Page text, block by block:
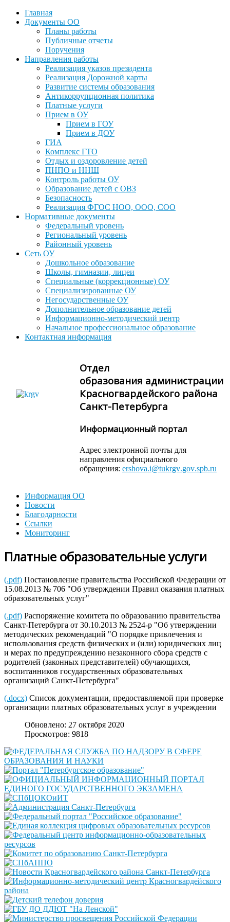
Главная
Документы ОО
Планы работы
Публичные отчеты
Поручения
Направления работы
Реализация указов президента
Реализация Дорожной карты
Развитие системы образования
Антикоррупционная политика
Платные услуги
Прием в ОУ
Прием в ГОУ
Прием в ДОУ
ГИА
Комплекс ГТО
Отдых и оздоровление детей
ПНПО и ННШ
Контроль работы ОУ
Образование детей с ОВЗ
Безопасность
Реализация ФГОС НОО, ООО, СОО
Нормативные документы
Федеральный уровень
Региональный уровень
Районный уровень
Сеть ОУ
Дошкольное образование
Школы, гимназии, лицеи
Специальные (коррекционные) ОУ
Специализированные ОУ
Негосударственные ОУ
Дополнительное образование детей
Информационно-методический центр
Начальное профессиональное образование
Контактная информация
Отдел
образования администрации
Красногвардейского района
Санкт-Петербурга
Информационный портал
Адрес электронной почты для
направления официального
обращения: ershova.i@tukrgv.gov.spb.ru
Информация ОО
Новости
Благодарности
Ссылки
Мониторинг
Платные образовательные услуги
(.pdf) Постановление правительства Российской Федерации от
15.08.2013 № 706 "Об утверждении Правил оказания платных
образовательных услуг"
(.pdf) Распоряжение комитета по образованию правительства
Санкт-Петербурга от 30.10.2013 № 2524-р "Об утверждении
методических рекомендаций "О порядке привлечения и
использования средств физических и (или) юридических лиц
и мерах по предупреждению незаконного сбора средств с
родителей (законных представителей) обучающихся,
воспитанников государственных образовательных
организаций Санкт-Петербурга"
(.docx) Список документации, предоставляемой при проверке
организации платных образовательных услуг в учреждении
Обновлено: 27 октября 2020
Просмотров: 9818